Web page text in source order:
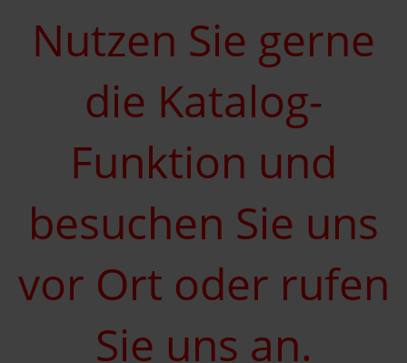
Nutzen Sie gerne
die Katalog-
Funktion und
besuchen Sie uns
vor Ort oder rufen
Sie uns an.